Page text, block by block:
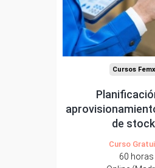
Para todos los
Cursos
de
Curso
60 horas